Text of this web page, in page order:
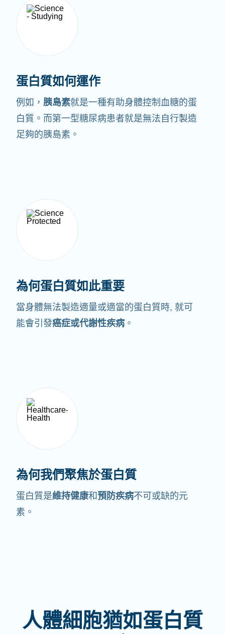
蛋白質如何運作
例如， 胰島素就是一種有助身體控制血糖的蛋
白質。 而第一型糖尿病患者就是無法自行製造
足夠的胰島素。
為何蛋白質如此重要
當身體無法製造適量或適當的蛋白質時, 就可
能會引發癌症或代謝性疾病 。
為何我們聚焦於蛋白質
蛋白質是維持健康和預防疾病不可或缺的元
素。
人體細胞猶如蛋白質